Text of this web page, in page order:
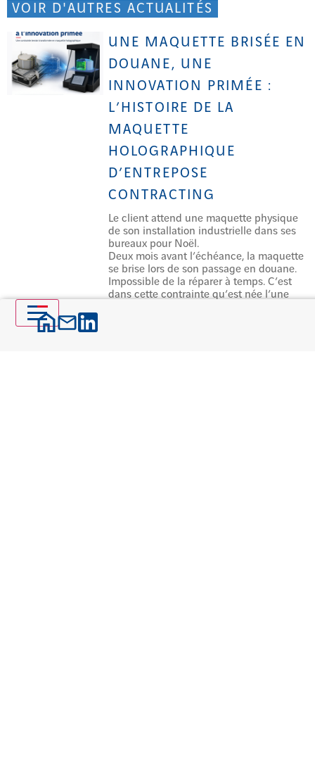
VOIR D'AUTRES ACTUALITÉS
UNE MAQUETTE BRISÉE EN
DOUANE, UNE
INNOVATION PRIMÉE :
L’HISTOIRE DE LA
MAQUETTE
HOLOGRAPHIQUE
D’ENTREPOSE
CONTRACTING
Le client attend une maquette physique
de son installation industrielle dans ses
bureaux pour Noël.
Deux mois avant l’échéance, la maquette
se brise lors de son passage en douane.
Impossible de la réparer à temps. C’est
dans cette contrainte qu’est née l’une